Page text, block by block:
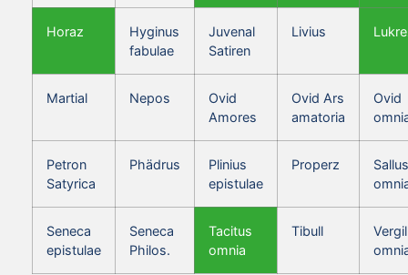
Horaz
Hyginus
fabulae
Juvenal
Satiren
Livius
Martial Nepos
Ovid
Amores
Ovid Ars
amatoria
Ovid
Petron
Satyrica
Phädrus
Plinius
epistulae
Properz
Seneca
epistulae
Seneca
Philos.
Tacitus
omnia
Tibull
Vergil